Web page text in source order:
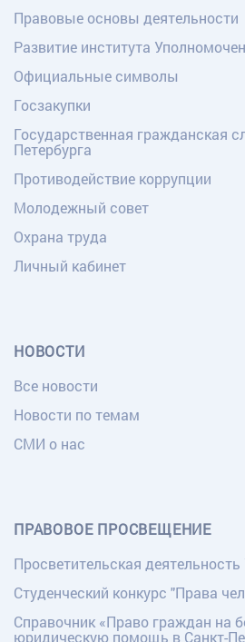
Правовые основы деятельности
Развитие института
Официальные символы
Госзакупки
Государственная гражданская
Петербурга
Противодействие коррупции
Молодежный совет
Охрана труда
Личный кабинет
НОВОСТИ
Все новости
Новости по темам
СМИ о нас
ПРАВОВОЕ ПРОСВЕЩЕНИЕ
Просветительская
Студенческий конкурс "Права
Справочник «Право граждан на
юридическую помощь в Санкт-